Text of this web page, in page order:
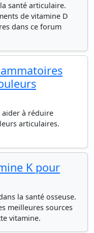
santé articulaire.
de vitamine D
dans ce forum
aider à réduire
articulaires.
K pour
la santé osseuse.
meilleures sources
vitamine.